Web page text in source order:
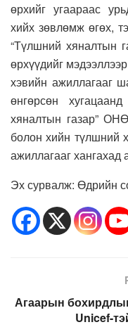
өрхийг угаараас
хийх зөвлөмж өгөх,
“Түлшний хяналтын
өрхүүдийг
хэвийн ажиллагааг
өнгөрсөн
хяналтын газар”
болон хийн түлшний
ажиллагааг
Эх сурвалж: Өдрийн
Агаарын
Unicef-